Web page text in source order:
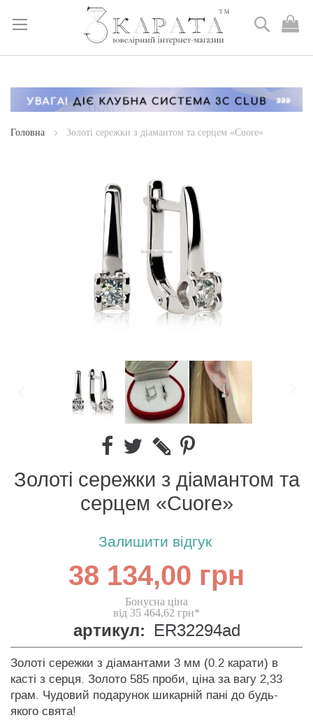
Skip
Content
Пошук
Головна Золоті сережки з діамантом та серцем «Cuore»
Золоті сережки з діамантом та
серцем «Cuore»
Залишити відгук
38 134,00 грн
Бонусна ціна
від 35 464,62 грн*
артикул: ER32294ad
Золоті сережки з діамантами 3 мм (0.2 карати) в
касті з серця. Золото 585 проби, ціна за вагу 2,33
грам. Чудовий подарунок шикарній пані до будь-
якого свята!